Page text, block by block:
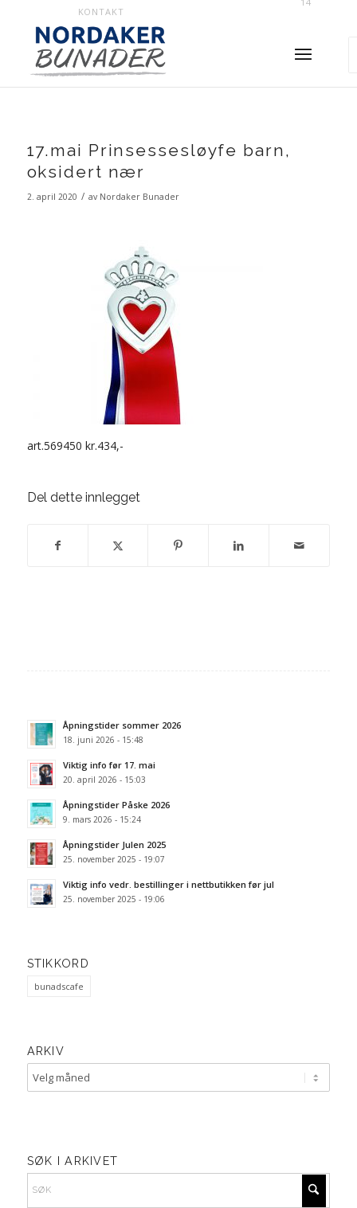
KONTAKT
17.mai Prinsessesløyfe barn,
oksidert nær
2. april 2020 / av Nordaker Bunader
art.569450 kr.434,-
Del dette innlegget
Åpningstider sommer 2026
18. juni 2026 - 15:48
Viktig info før 17. mai
20. april 2026 - 15:03
Åpningstider Påske 2026
9. mars 2026 - 15:24
Åpningstider Julen 2025
25. november 2025 - 19:07
Viktig info vedr. bestillinger i nettbutikken før jul
25. november 2025 - 19:06
STIKKORD
bunadscafe
ARKIV
SØK I ARKIVET